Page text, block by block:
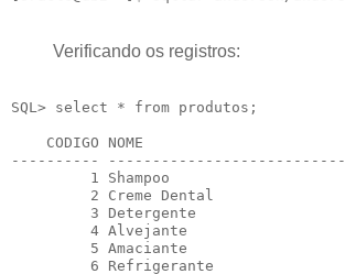
Verificando os registros:
SQL> select * from produtos;
CODIGO NOME
----------
1 Shampoo
2 Creme Dental
3 Detergente
4 Alvejante
5 Amaciante
6 Refrigerante